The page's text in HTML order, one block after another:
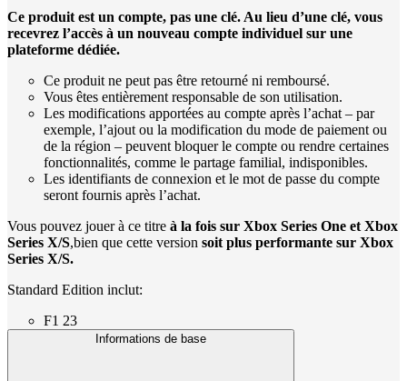
Ce produit est un compte, pas une clé. Au lieu d’une clé, vous
recevrez l’accès à un nouveau compte individuel sur une
plateforme dédiée.
Ce produit ne peut pas être retourné ni remboursé.
Vous êtes entièrement responsable de son utilisation.
Les modifications apportées au compte après l’achat – par
exemple, l’ajout ou la modification du mode de paiement ou
de la région – peuvent bloquer le compte ou rendre certaines
fonctionnalités, comme le partage familial, indisponibles.
Les identifiants de connexion et le mot de passe du compte
seront fournis après l’achat.
Vous pouvez jouer à ce titre à la fois sur Xbox Series One et Xbox
Series X/S,bien que cette version soit plus performante sur Xbox
Series X/S.
Standard Edition inclut:
F1 23
Informations de base